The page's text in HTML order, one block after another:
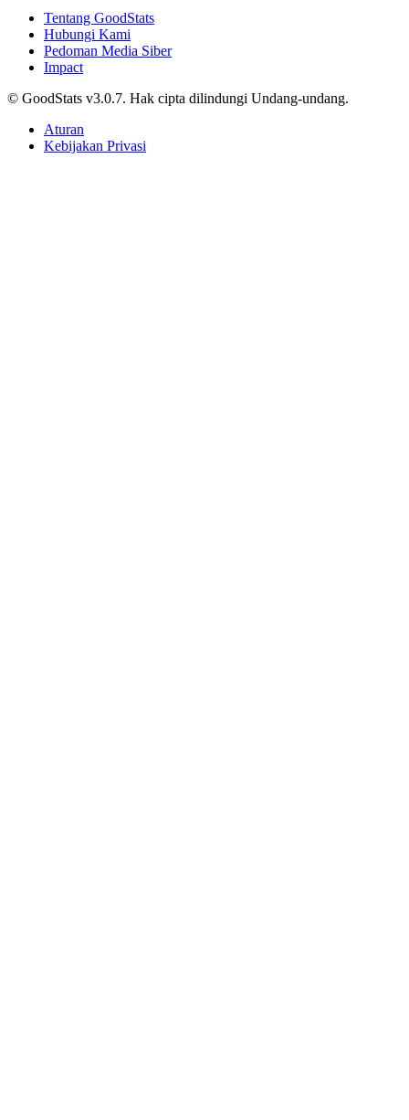
Tentang GoodStats
Hubungi Kami
Pedoman Media Siber
Impact
© GoodStats v3.0.7. Hak cipta dilindungi Undang-undang.
Aturan
Kebijakan Privasi